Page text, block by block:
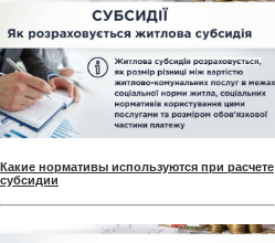
Какие нормативы используются при расчете
субсидии